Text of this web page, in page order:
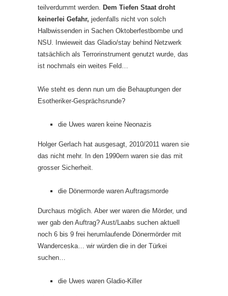
teilverdummt werden. Dem Tiefen Staat droht
keinerlei Gefahr, jedenfalls nicht von solch
Halbwissenden in Sachen Oktoberfestbombe und
NSU. Inwieweit das Gladio/stay behind Netzwerk
tatsächlich als Terrorinstrument genutzt wurde, das
ist nochmals ein weites Feld…
Wie steht es denn nun um die Behauptungen der
Esotheriker-Gesprächsrunde?
die Uwes waren keine Neonazis
Holger Gerlach hat ausgesagt, 2010/2011 waren sie
das nicht mehr. In den 1990ern waren sie das mit
grosser Sicherheit.
die Dönermorde waren Auftragsmorde
Durchaus möglich. Aber wer waren die Mörder, und
wer gab den Auftrag? Aust/Laabs suchen aktuell
noch 6 bis 9 frei herumlaufende Dönermörder mit
Wanderceska… wir würden die in der Türkei
suchen…
die Uwes waren Gladio-Killer